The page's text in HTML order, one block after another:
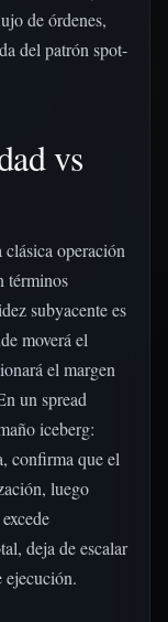
de órdenes,
del patrón spot-
vs
operación
términos
subyacente es
moverá el
el margen
un spread
iceberg:
confirma que el
luego
deja de escalar